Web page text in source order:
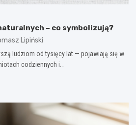
– co symbolizują?
Lipiński
ludziom od tysięcy lat — pojawiają się w
codziennych i…